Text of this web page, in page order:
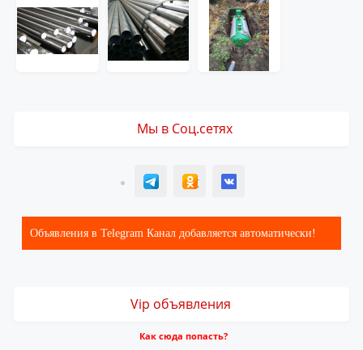
Мы в Соц.сетях
T ОК ВК
Объявления в Telegram Канал добавляется автоматически!
Vip объявления
Как сюда попасть?